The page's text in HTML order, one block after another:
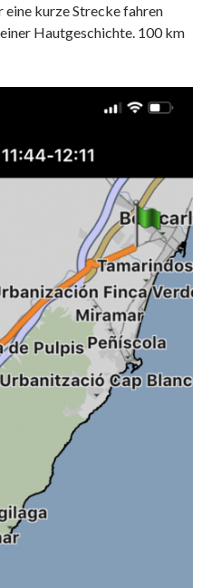
kurze Strecke fahren
Hautgeschichte. 100 km